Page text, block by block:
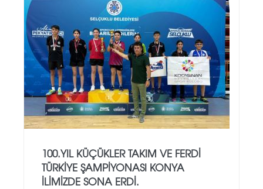
100.YIL KÜÇÜKLER TAKIM VE FERDİ
TÜRKİYE ŞAMPİYONASI KONYA
İLİMİZDE SONA ERDİ.